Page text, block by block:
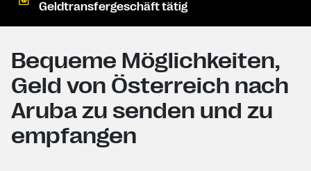
Geldtransfergeschäft tätig
Bequeme Möglichkeiten,
Geld von Österreich nach
Aruba zu senden und zu
empfangen